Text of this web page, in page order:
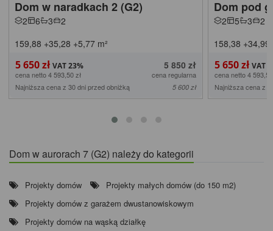
Dom w naradkach 2 (G2)
2 6 3
2
159,88 +35,28 +5,77 m²
5 650 zł 5 850 zł
cena netto 4 593,50 zł
cena regularna
Najniższa cena z 30 dni przed obniżką
5 600 zł
Dom pod
2 5 3
2
158,38 +34,99
5 650 zł
cena netto 4
Najniższa cena z
Dom w aurorach 7 (G2) należy do kategorii
Projekty domów
Projekty małych domów (do 150 m2)
Projekty domów z garażem dwustanowiskowym
Projekty domów na wąską działkę